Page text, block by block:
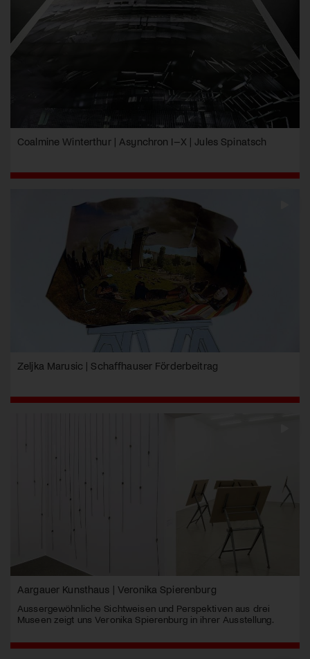
Coalmine Winterthur | Asynchron I–X | Jules Spinatsch
Zeljka Marusic | Schaffhauser Förderbeitrag
Aargauer Kunsthaus | Veronika Spierenburg
Aussergewöhnliche Sichtweisen und Perspektiven aus drei
Museen zeigt uns Veronika Spierenburg in ihrer Ausstellung.